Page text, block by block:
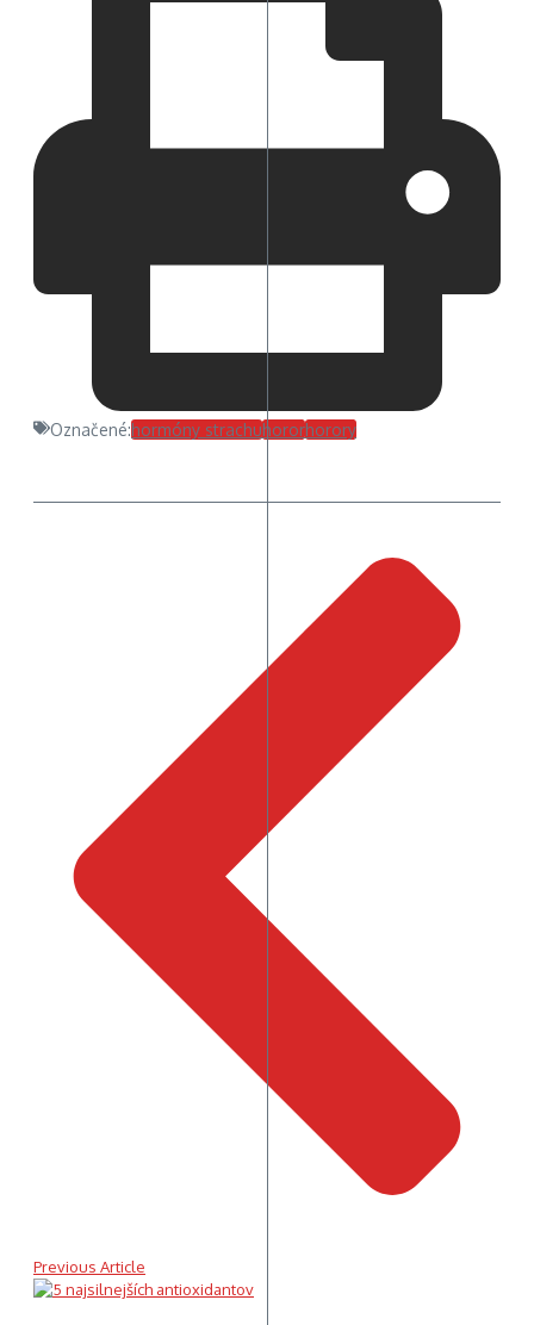
Označené:hormóny strachuhororhorory
Previous Article